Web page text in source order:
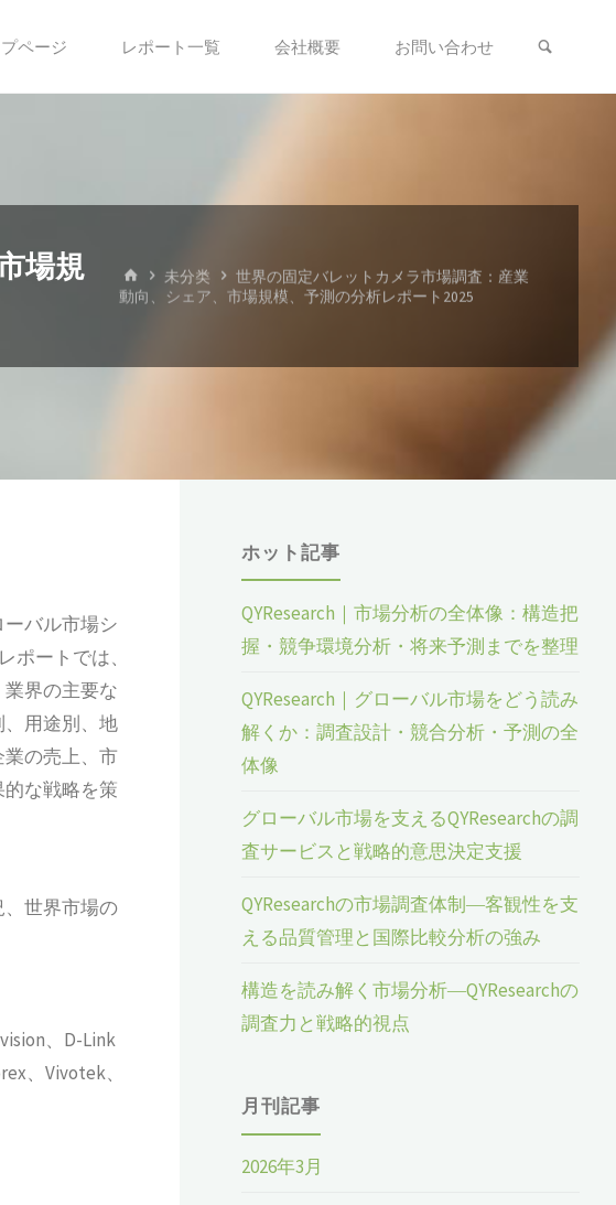
プページ レポート一覧 会社概要 お問い合わせ
場規
ホ
ー
未分类
世界の固定バレットカメラ市場調査：産業
動向、シェア、市場規模、予測の分析レポート2025
バル市場シ
ポートでは、
界の主要な
用途別、地
の売上、市
な戦略を策
世界市場の
、D-Link
、Vivotek、
ホット記事
QYResearch｜市場分析の全体像：構造把
握・競争環境分析・将来予測までを整理
QYResearch｜グローバル市場をどう読み
解くか：調査設計・競合分析・予測の全
体像
グローバル市場を支えるQYResearchの調
査サービスと戦略的意思決定支援
QYResearchの市場調査体制―客観性を支
える品質管理と国際比較分析の強み
構造を読み解く市場分析―QYResearchの
調査力と戦略的視点
月刊記事
2026年3月